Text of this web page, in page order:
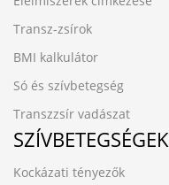
Transz-zsírok
BMI kalkulátor
Só és szívbetegség
Transzzsír vadászat
SZÍVBETEGSÉGEK
Kockázati tényezők